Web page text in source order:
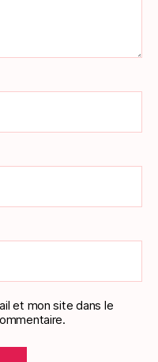
et mon site dans le